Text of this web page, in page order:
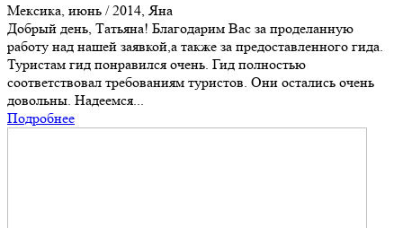
Мексика, июнь / 2014, Яна
Добрый день, Татьяна! Благодарим Вас за проделанную
работу над нашей заявкой,а также за предоставленного гида.
Туристам гид понравился очень. Гид полностью
соответствовал требованиям туристов. Они остались очень
довольны. Надеемся...
Подробнее